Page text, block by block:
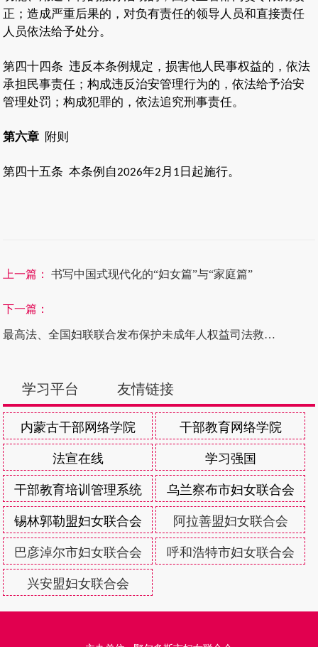
正；造成严重后果的，对负有责任的领导人员和直接责任
人员依法给予处分。
第四十四条 违反本条例规定，损害他人民事权益的，依法
承担民事责任；构成违反治安管理行为的，依法给予治安
管理处罚；构成犯罪的，依法追究刑事责任。
第六章 附则
第四十五条 本条例自2026年2 月 1 日起施行。
上一篇： 书写中国式现代化的“妇女篇”与“家庭篇”
下一篇：
最高法、全国妇联联合发布保护未成年人权益司法救助典型案例
学习平台 友情链接
内蒙古干部网络学院 干部教育网络学院
法宣在线 学习强国
干部教育培训管理系统 乌兰察布市妇女联合会
锡林郭勒盟妇女联合会 阿拉善盟妇女联合会
巴彦淖尔市妇女联合会 呼和浩特市妇女联合会
兴安盟妇女联合会